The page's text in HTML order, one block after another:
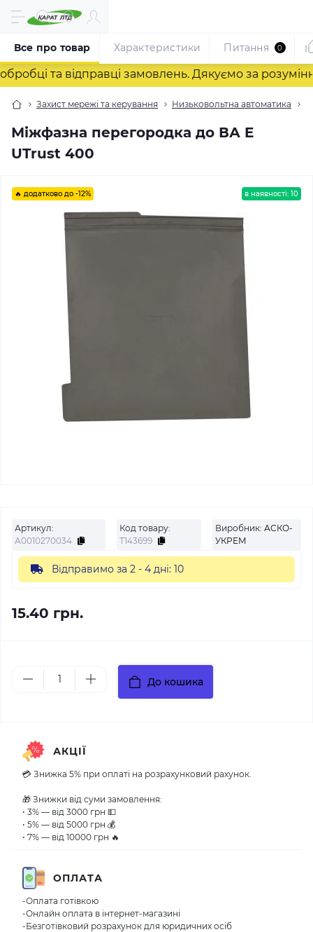
та відправці замовлень. Дякуємо за
Захист мережі та керування Низьковольтна автоматика
Міжфазна перегородка до ВА E
UTrust 400
Все про товар Характеристики Питання 0
🔥 додатково до -12% в наявності: 10
Артикул:
A0010270034
Код товару:
Т143699
Виробник: АСКО-
УКРЕМ
Відправимо за 2 - 4 дні: 10
15.40 грн.
До кошика
АКЦІЇ
💳 Знижка 5% при оплаті на розрахунковий рахунок.
🎁 Знижки від суми замовлення:
• 3% — від 3000 грн 💵
• 5% — від 5000 грн 💰
• 7% — від 10000 грн 🔥
ОПЛАТА
-Оплата готівкою
-Онлайн оплата в інтернет-магазині
-Безготівковий розрахунок для юридичних осіб